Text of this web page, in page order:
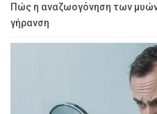
Πώς η αναζωογόνηση των
γήρανση